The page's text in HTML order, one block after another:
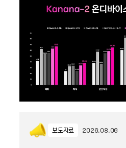
보도자료 2026.08.06